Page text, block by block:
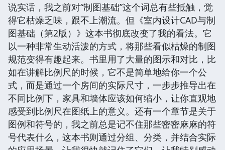
说实话，我之前对“制图基础”这个词总有些抵触，觉
得它枯燥乏味，跟不上潮流。但《室内设计CAD与制
图基础（第2版）》这本书彻底改变了我的看法。它
以一种非常生动活泼的方式，将那些看似枯燥的制图
规范变得有趣起来。书里用了大量的图示和对比，比
如在讲解比例尺的时候，它不是简单地给你一个公
式，而是通过一个房间的实际尺寸，一步步推导出在
不同比例下，家具和墙体应该如何缩小，让你直观地
感受到比例尺在图纸上的意义。还有一个章节是关于
图例和符号的，我之前总是记不住那些密密麻麻的符
号代表什么，这本书则通过分组、分类，并结合实际